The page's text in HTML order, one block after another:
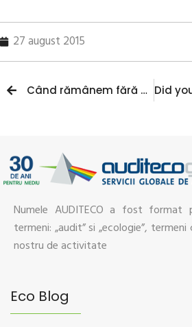
27 august 2015
Când rămânem fără gheţari pe Everest?
Numele AUDITECO a fost format
termeni: „audit” si „ecologie”,
nostru de activitate
Eco Blog